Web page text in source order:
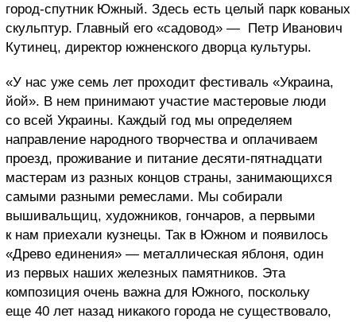
город-спутник Южный. Здесь есть целый парк кованых
скульптур. Главный его «садовод» —
Петр Иванович
Кутинец, директор южненского дворца культуры.
«У нас уже семь лет проходит фестиваль «Украина,
йой». В нем принимают участие мастеровые люди
со всей Украины. Каждый год мы определяем
направление народного творчества и оплачиваем
проезд, проживание и питание десяти-пятнадцати
мастерам из разных концов страны, занимающихся
самыми разными ремеслами. Мы собирали
вышивальщиц, художников, гончаров, а первыми
к нам приехали кузнецы. Так в Южном и появилось
«Древо единения» — металлическая яблоня, один
из первых наших железных памятников. Эта
композиция очень важна для Южного, поскольку
еще 40 лет назад никакого города не существовало,